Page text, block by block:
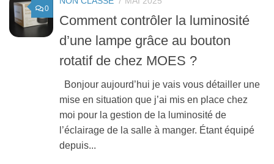
0
Comment contrôler la luminosité
d’une lampe grâce au bouton
rotatif de chez MOES ?
Bonjour aujourd’hui je vais vous détailler une
mise en situation que j’ai mis en place chez
moi pour la gestion de la luminosité de
l’éclairage de la salle à manger. Étant équipé
depuis...